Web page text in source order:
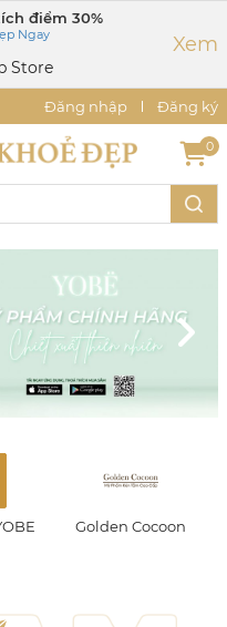
điểm 30%
Ngay
Store
Xem
Đăng nhập Đăng ký
0
Milky Dress